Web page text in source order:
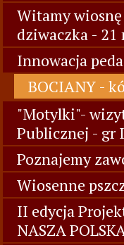
Witamy
dziwaczka - 21
Innowacja
BOCIANY -
"Motylki"-
Publicznej - gr
Poznajemy
Wiosenne
II edycja
NASZA